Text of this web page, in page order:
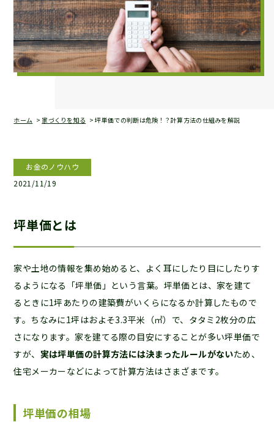
ホーム 家づくりを知る 坪単価での判断は危険！？計算方法の仕組みを解説
お金のノウハウ
2021/11/19
坪単価とは
家や土地の情報を集め始めると、よく耳にしたり目にしたりす
るようになる「坪単価」という言葉。坪単価とは、家を建て
るときに1坪あたりの建築費がいくらになるか計算したもので
す。ちなみに1坪はおよそ3.3平米（㎡）で、タタミ2枚分の広
さになります。家を建てる際の目安にすることが多い坪単価で
すが、 実は坪単価の計算方法には決まったルールがないため、
住宅メーカーなどによって計算方法はさまざまです。
坪単価の相場